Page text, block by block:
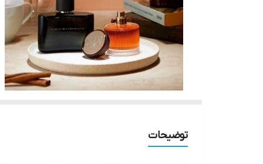
توضیحات